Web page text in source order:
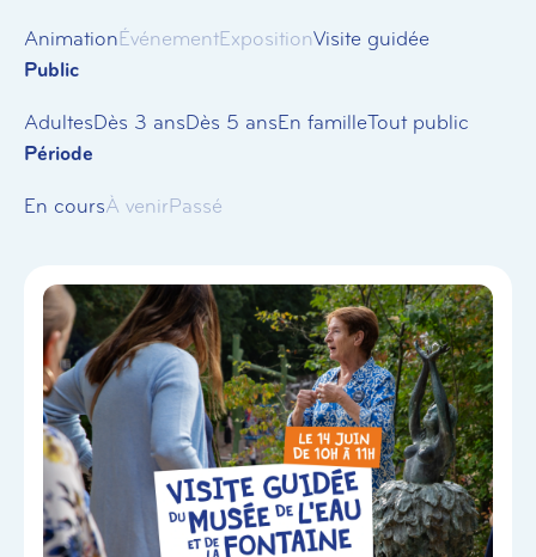
AnimationÉvénementExpositionVisite guidée
Public
AdultesDès 3 ansDès 5 ansEn familleTout public
Période
En coursÀ venirPassé